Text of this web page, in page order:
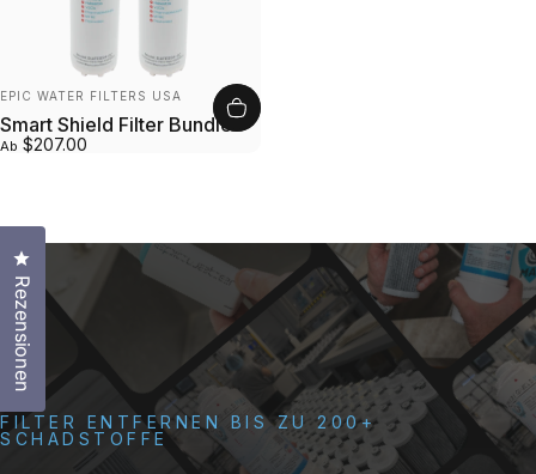
Anbieter:
EPIC WATER FILTERS USA
Smart Shield Filter Bundle
Ab $207.00
FILTER ENTFERNEN BIS ZU 200+
SCHADSTOFFE
Rezensionen
Klicken Sie, um den Bewertungsdialog zu öffnen